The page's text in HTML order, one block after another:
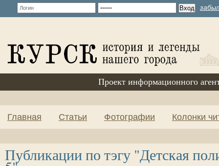
Проект информационного
Главная Статьи Фотографии Колонки
Публикации по тэгу "Детская